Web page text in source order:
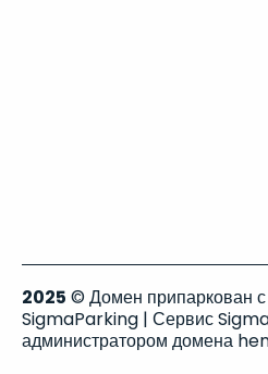
2025 © Домен припаркован
SigmaParking | Сервис
администратором домена